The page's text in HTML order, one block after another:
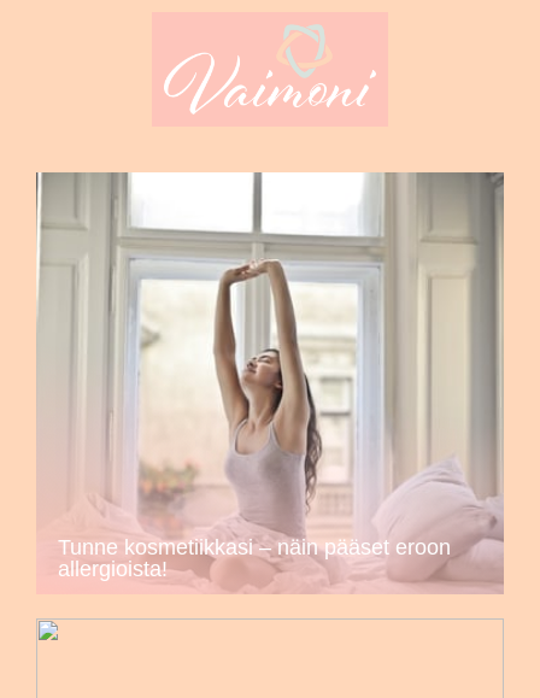
Tunne kosmetiikkasi – näin pääset eroon
allergioista!